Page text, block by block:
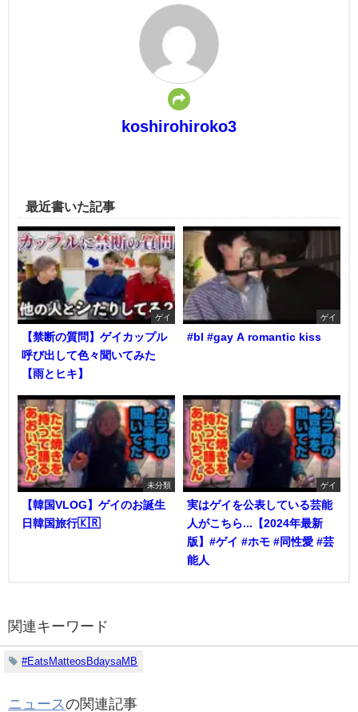
koshirohiroko3
最近書いた記事
ゲイ
【禁断の質問】ゲイカップル
呼び出して色々聞いてみた
【雨とヒキ】
ゲイ
#bl #gay A romantic kiss
未分類
【韓国VLOG】ゲイのお誕生
日韓国旅行🇰🇷
ゲイ
実はゲイを公表している芸能
人がこちら...【2024年最新
版】#ゲイ #ホモ #同性愛 #芸
能人
関連キーワード
#EatsMatteosBdaysaMB
ニュースの関連記事